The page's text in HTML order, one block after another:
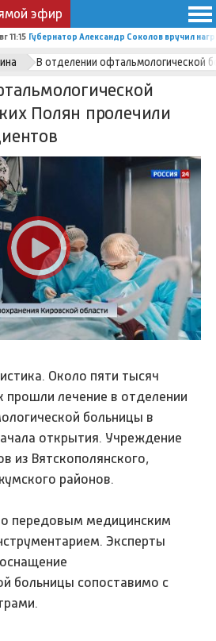
эфир
11:15 Губернатор Александр Соколов вручил
В отделении офтальмологической
Полян пролечили
Около пяти тысяч
прошли лечение в отделении
больницы в
открытия. Учреждение
из Вятскополянского,
районов.
передовым медицинским
Эксперты
больницы сопоставимо с